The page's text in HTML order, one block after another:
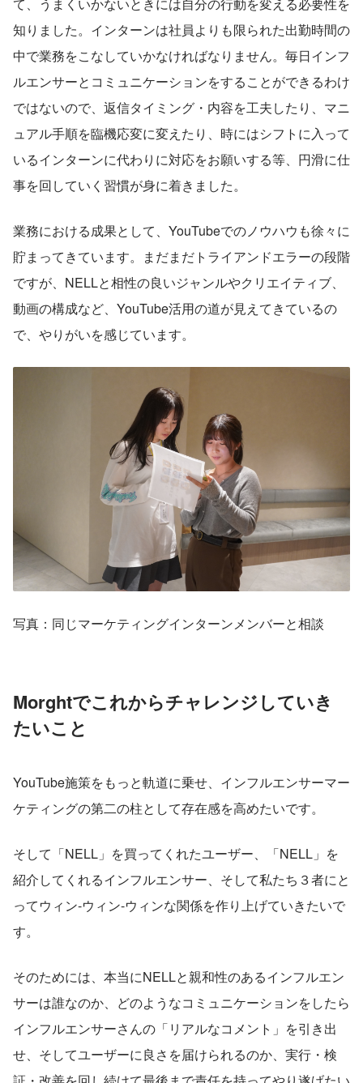
知りました。インターンは社員よりも限られた出勤時間の
中で業務をこなしていかなければなりません。毎日インフ
ルエンサーとコミュニケーションをすることができるわけ
ではないので、返信タイミング・内容を工夫したり、マニ
ュアル手順を臨機応変に変えたり、時にはシフトに入って
いるインターンに代わりに対応をお願いする等、円滑に仕
事を回していく習慣が身に着きました。
業務における成果として、YouTubeでのノウハウも徐々に
貯まってきています。まだまだトライアンドエラーの段階
ですが、NELLと相性の良いジャンルやクリエイティブ、
動画の構成など、YouTube活用の道が見えてきているの
で、やりがいを感じています。
写真：同じマーケティングインターンメンバーと相談
Morghtでこれからチャレンジしていき
たいこと
YouTube施策をもっと軌道に乗せ、インフルエンサーマー
ケティングの第二の柱として存在感を高めたいです。
そして「NELL」を買ってくれたユーザー、「NELL」を
紹介してくれるインフルエンサー、そして私たち３者にと
ってウィン-ウィン-ウィンな関係を作り上げていきたいで
す。
そのためには、本当にNELLと親和性のあるインフルエン
サーは誰なのか、どのようなコミュニケーションをしたら
インフルエンサーさんの「リアルなコメント」を引き出
せ、そしてユーザーに良さを届けられるのか、実行・検